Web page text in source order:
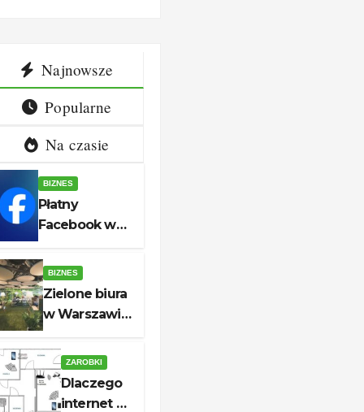
firm
realne
oszczędno
ści
Najnowsze
Popularne
Na czasie
BIZNES
Płatny
Facebook w
Polsce —
koszty,
konsekwencje
i rozwiązania
dla firm
BIZNES
Zielone biura
w Warszawie
— praktyczne
strategie esg
i realne
oszczędności
ZAROBKI
Dlaczego
internet w